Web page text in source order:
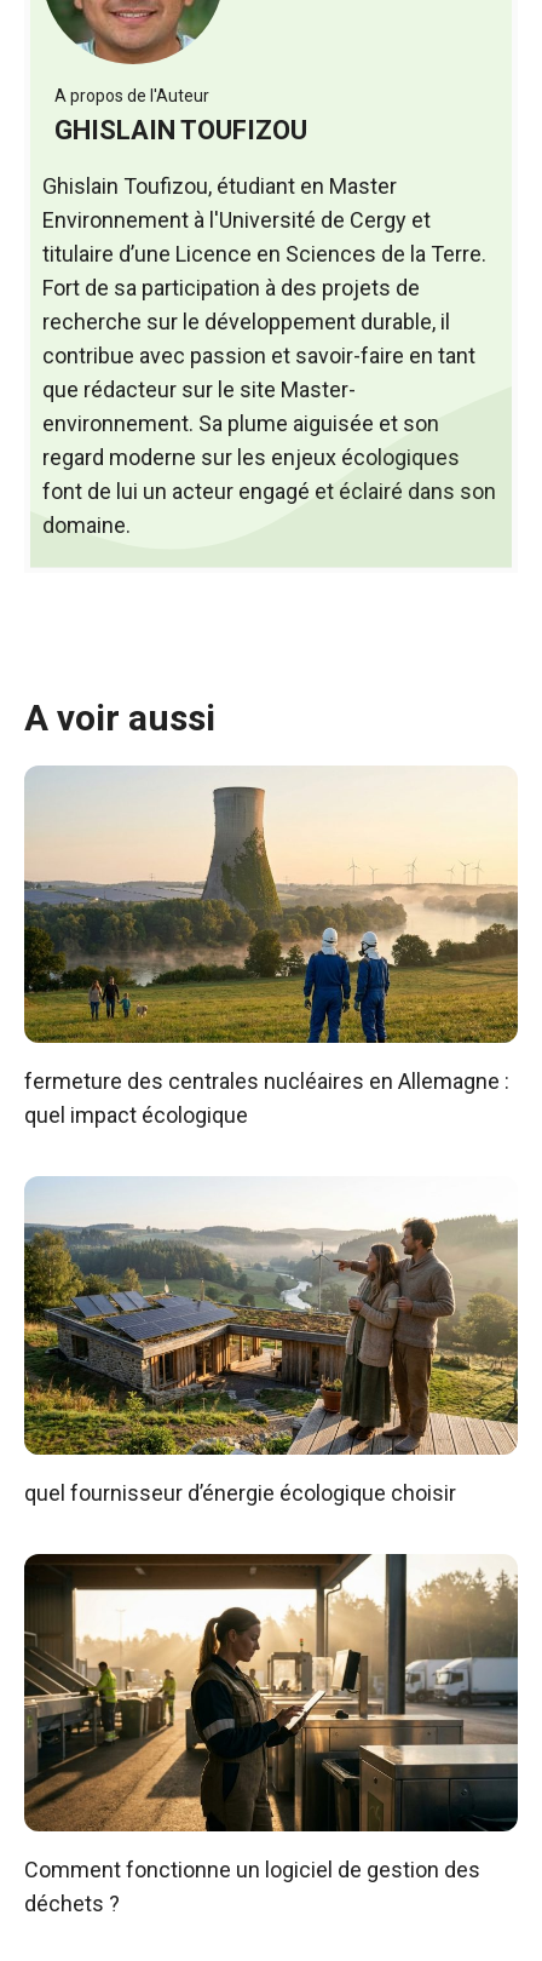
A propos de l'Auteur
GHISLAIN TOUFIZOU
Ghislain Toufizou, étudiant en Master
Environnement à l'Université de Cergy et
titulaire d’une Licence en Sciences de la Terre.
Fort de sa participation à des projets de
recherche sur le développement durable, il
contribue avec passion et savoir-faire en tant
que rédacteur sur le site Master-
environnement. Sa plume aiguisée et son
regard moderne sur les enjeux écologiques
font de lui un acteur engagé et éclairé dans son
domaine.
A voir aussi
fermeture des centrales nucléaires en Allemagne :
quel impact écologique
quel fournisseur d’énergie écologique choisir
Comment fonctionne un logiciel de gestion des
déchets ?